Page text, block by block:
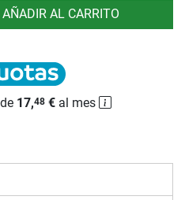
AÑADIR AL CARRITO
17,48€al mes